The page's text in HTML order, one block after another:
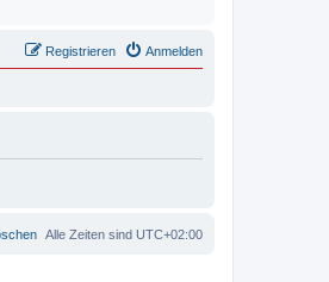
Anmelden
Registrieren
Alle Zeiten sind UTC+02:00